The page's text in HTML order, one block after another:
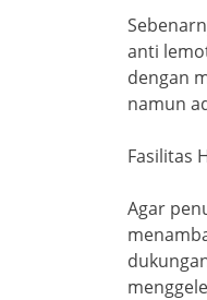
anti
dengan
namun
Fasilitas
Agar